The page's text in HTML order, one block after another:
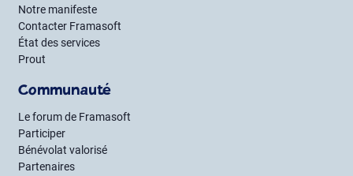
Notre manifeste
Contacter Framasoft
État des services
Prout
Communauté
Le forum de Framasoft
Participer
Bénévolat valorisé
Partenaires